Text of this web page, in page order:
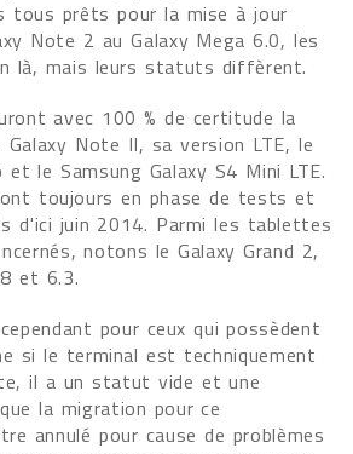
tous prêts pour la mise à jour
Note 2 au Galaxy Mega 6.0, les
là, mais leurs statuts diffèrent.
avec 100 % de certitude la
Note II, sa version LTE, le
le Samsung Galaxy S4 Mini LTE.
toujours en phase de tests et
d'ici juin 2014. Parmi les tablettes
notons le Galaxy Grand 2,
et 6.3.
pour ceux qui possèdent
si le terminal est techniquement
il a un statut vide et une
la migration pour ce
annulé pour cause de problèmes